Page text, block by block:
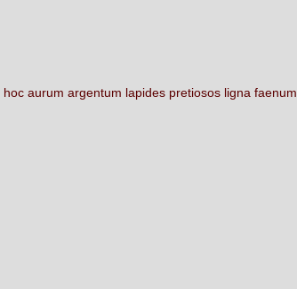
hoc aurum argentum lapides pretiosos ligna faenum